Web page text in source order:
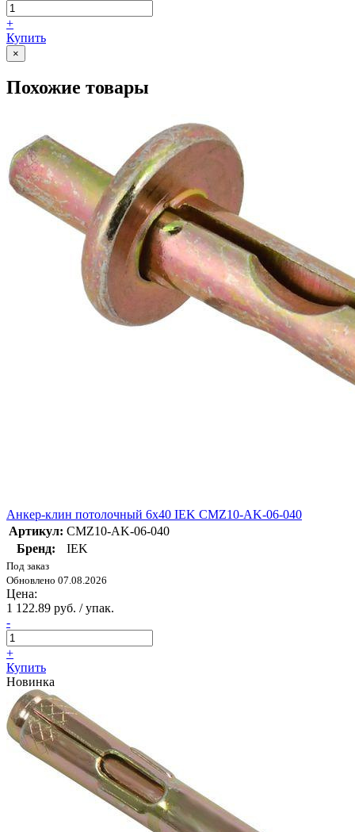
+
Купить
×
Похожие товары
Анкер-клин потолочный 6х40 IEK CMZ10-AK-06-040
Артикул: CMZ10-AK-06-040
Бренд:
IEK
Под заказ
Обновлено 07.08.2026
Цена:
1 122.89 руб. / упак.
-
+
Купить
Новинка